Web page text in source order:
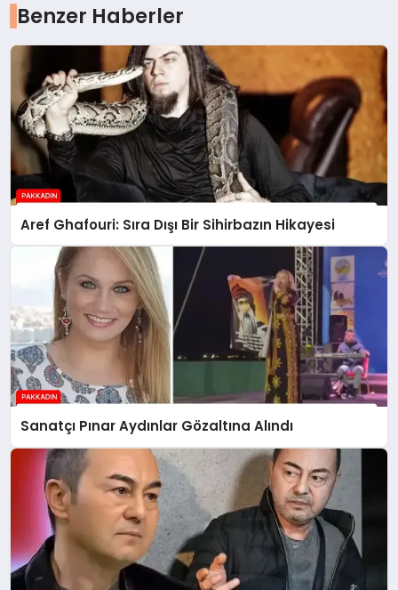
Benzer Haberler
Aref Ghafouri: Sıra Dışı Bir Sihirbazın Hikayesi
Sanatçı Pınar Aydınlar Gözaltına Alındı